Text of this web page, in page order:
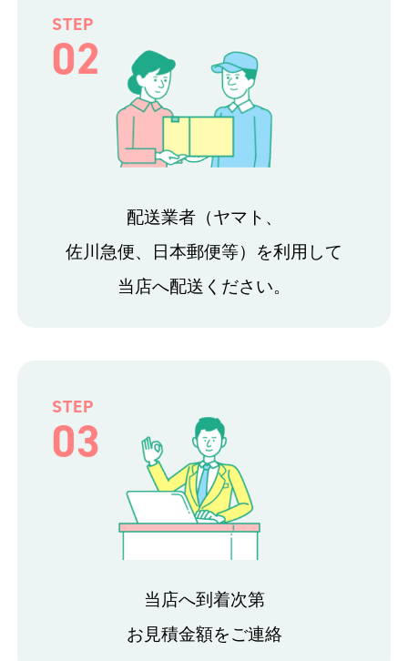
STEP
02
配送業者（ヤマト、
佐川急便、日本郵便等）を利用して
当店へ配送ください。
STEP
03
当店へ到着次第
お見積金額をご連絡